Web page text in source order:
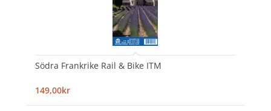
Södra Frankrike Rail & Bike ITM
149,00kr